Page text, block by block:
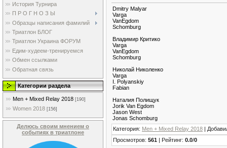
История Турнира
П Р О Г Н О З Ы
Образцы написания фамилий
Триатлон БЛОГ
Триатлон Украина ФОРУМ
Едим-худеем-тренируемся
Обмен ссылками
Обратная связь
Категории раздела
Men + Mixed Relay 2018 [190]
Women 2018 [156]
Делюсь своим мнением о
событиях в триатлоне
Dmitry Malyar
Varga
VanEgdom
Schomburg
Владимир Критико
Varga
VanEgdom
Schomburg
Николай Николенко
Varga
I. Polyanskiy
Fabian
Наталия Полищук
Jorik Van Egdom
Jason West
Jonas Schomburg
Категория: Men + Mixed Relay 2018 |
Просмотров: 561 | Рейтинг: 0.0/0